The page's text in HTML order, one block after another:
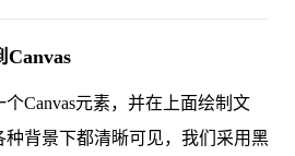
Canvas
Canvas元素，并在上面绘制文
种背景下都清晰可见，我们采用黑